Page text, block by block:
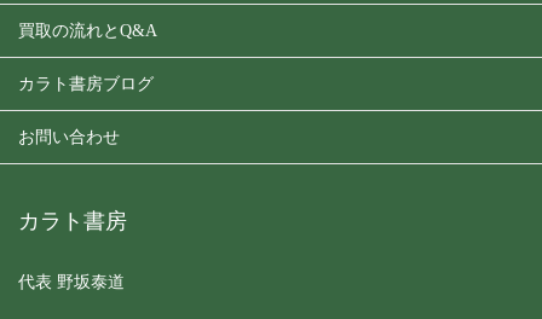
買取の流れとQ&A
カラト書房ブログ
お問い合わせ
カラト書房
代表 野坂泰道